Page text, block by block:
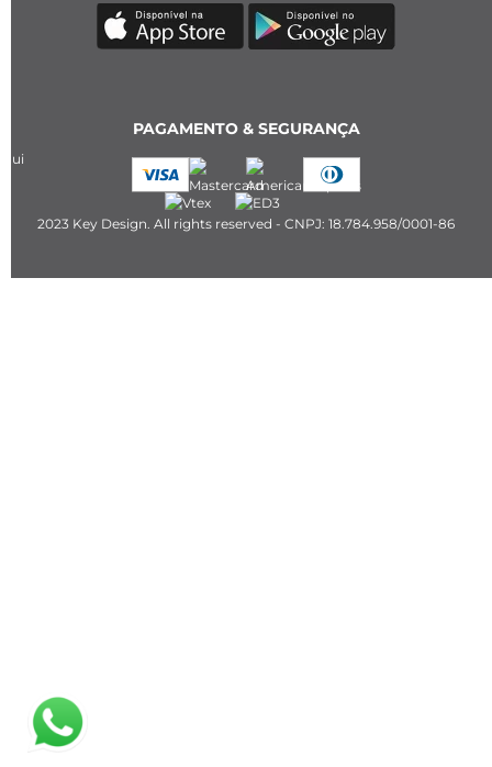
PAGAMENTO & SEGURANÇA
2023 Key Design. All rights reserved - CNPJ: 18.784.958/0001-86